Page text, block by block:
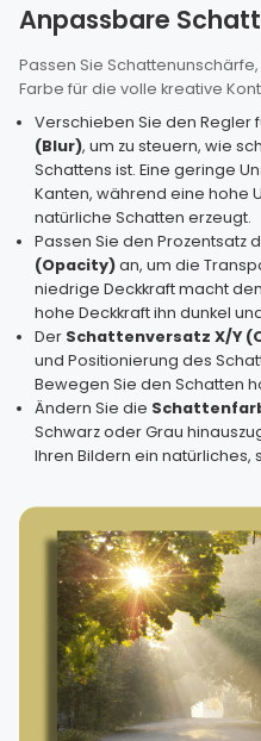
Anpassbare
Passen Sie
Farbe für die volle kreative
Verschieben Sie den Regler
(Blur), um zu steuern, wie
Schattens ist. Eine geringe
Kanten, während eine hohe
natürliche Schatten erzeugt.
Passen Sie den Prozentsatz
(Opacity)an, um die
niedrige Deckkraft macht
hohe Deckkraft ihn dunkel
Der Schattenversatz X/Y
und Positionierung des
Bewegen Sie den Schatten
Ändern Sie die
Schwarz oder Grau
Ihren Bildern ein natürliches,